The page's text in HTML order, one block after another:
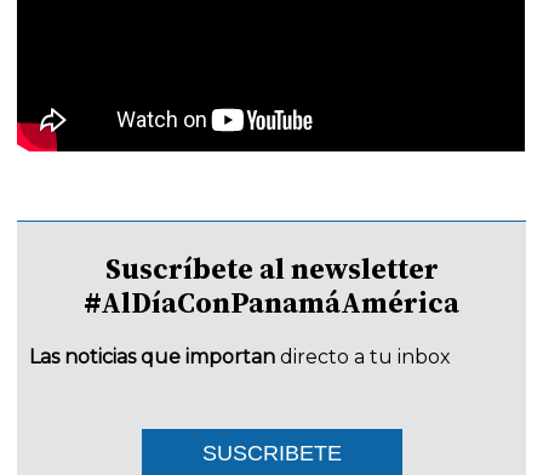
Suscríbete al newsletter
#AlDíaConPanamáAmérica
Las noticias que importan directo a tu inbox
SUSCRIBETE